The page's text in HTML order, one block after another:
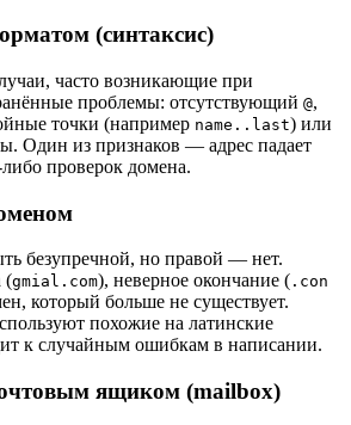
(синтаксис)
часто возникающие при
проблемы: отсутствующий @,
точки (например name..last) или
Один из признаков — адрес падает
проверок домена.
безупречной, но правой — нет.
(gmial.com), неверное окончание ( .con
который больше не существует.
похожие на латинские
к случайным ошибкам в написании.
ящиком (mailbox)